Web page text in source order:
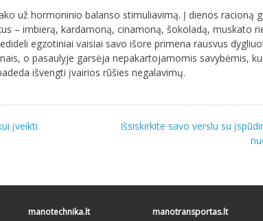
už hormoninio balanso stimuliavimą. Į dienos racioną
– imbierą, kardamoną, cinamoną, šokoladą, muskato
egzotiniai vaisiai savo išore primena rausvus
o pasaulyje garsėja nepakartojamomis savybėmis,
išvengti įvairios rūšies negalavimų.
įveikti
Išsiskirkite savo verslu su
manotechnika.lt manotransportas.lt